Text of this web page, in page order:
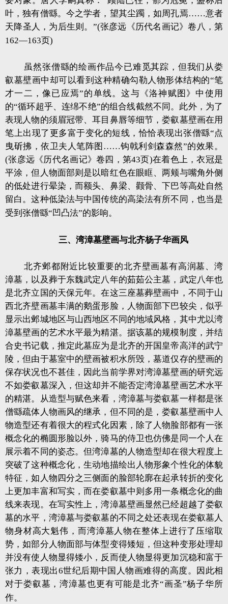
叶，独有僧繇。今之学者，望其尘躅，如周孔焉……意者
天降圣人，为后生则。”(张彦远《历代名画记》卷八，第
162—163页)
虽然张僧繇的绘画作品今已难觅其踪，但我们从娄
叡墓壁画中却可以看到这种精确勾勒人物形体结构的“笔
才一二，像已应焉”的单线。这与《洛神赋图》中使用
的“循环超乎、连绵不绝”的组合线截然不同。此外，为了
表现人物的须眉冠带、耳目鼻唇等细节，娄叡墓壁画在用
笔上出现了更多富于变化的短线，恰恰表现出张僧繇“点
曳斫拂，依卫夫人笔阵图……钩戟利剑森森然”的效果。
(张彦远《历代名画记》卷四，第43页)在着色上，衣冠是
平涂，但人物面部则是以暗红色在眼眶、两颊与嘴角外侧
的低处进行晕染，而额头、鼻梁、颧骨、下巴等高处自然
留白。这种低染法与中国传统的高染法有所不同，也当是
受到张僧繇“凹凸法”的影响。
三、湾漳墓壁画与北齐杨子华画风
北齐邺都附近比较重要的北齐壁画墓有高润墓、湾
漳墓，以及葬于东魏武定八年的茹茹公主墓，武定八年也
是北齐立国的天保元年。在这三座墓葬壁画中，不同于山
西北齐壁画墓丰满的鹅蛋形脸，人物面部下巴较尖，似乎
显示出邺城地区与山西地区不同的地域风格，其中尤以湾
漳墓壁画的艺术水平最为精湛。据该墓的规模制度，并结
合史书记载，推定此墓应为是北齐的开国皇帝高洋的武宁
陵，但由于墓室中的壁画被积水所毁，墓道仅存的壁画的
保存状况也不甚佳，因此当前学界对湾漳墓壁画的研究远
不如娄叡墓深入，但这却并不能否定湾漳墓壁画艺术水平
的精湛。从造型与赋色来看，湾漳墓与娄叡墓一样都是张
僧繇疏体人物画风的继承，但不同的是，娄叡墓壁画中人
物造型还有着很大的程式化因素，除了人物脸部都有一张
概念化的椭圆形脸以外，骑马的侍卫也仿佛是同一个人在
展示着不同的姿态。但湾漳墓的人物造型却在很大程度上
突破了这种概念化，生动地描绘出人物形象个性化的体貌
特征，如人物四分之三侧面的脸部轮廓在起承转折的变化
上更加丰富和写实，而在娄叡墓中则多用一条概念化的曲
线来表现。在写实性上，湾漳墓壁画显然已经超越了娄叡
墓的水平，湾漳墓与娄叡墓的不同之处还表现在娄叡墓人
物身材高大魁伟，而湾漳墓人物在整体上进行了压缩取
势，如部分人物面部与体型变得矮短，但这种变形处理却
并没有使人物显得矮小，反而使人物显得更加沉稳和富于
张力，表现出6世纪后期中国人物画难得的高度。因此相
对于娄叡墓，湾漳墓也更有可能是北齐“画圣”杨子华所
作。